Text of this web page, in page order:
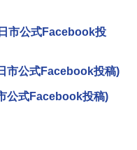
市公式Facebook投
市公式Facebook投稿)
公式Facebook投稿)